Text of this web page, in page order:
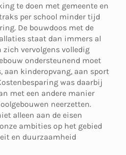
te doen met gemeente en
per school minder tijd
De bouwdoos met de
staat dan immers al
vervolgens volledig
ondersteunend moet
aan kinderopvang, aan sport
was daarbij
met een andere manier
neerzetten.
alleen aan de eisen
ambities op het gebied
en duurzaamheid